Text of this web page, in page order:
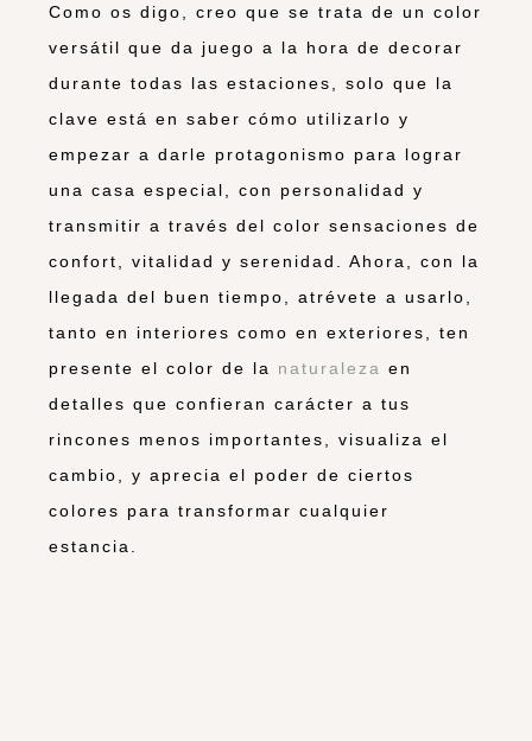
Como os digo, creo que se trata de un color
versátil que da juego a la hora de decorar
durante todas las estaciones, solo que la
clave está en saber cómo utilizarlo y
empezar a darle protagonismo para lograr
una casa especial, con personalidad y
transmitir a través del color sensaciones de
confort, vitalidad y serenidad. Ahora, con la
llegada del buen tiempo, atrévete a usarlo,
tanto en interiores como en exteriores, ten
presente el color de la naturaleza en
detalles que confieran carácter a tus
rincones menos importantes, visualiza el
cambio, y aprecia el poder de ciertos
colores para transformar cualquier
estancia.